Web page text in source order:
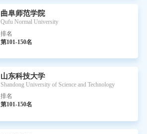
曲阜师范学院
Qufu Normal University
排名
第101-150名
山东科技大学
Shandong University of Science and Technology
排名
第101-150名